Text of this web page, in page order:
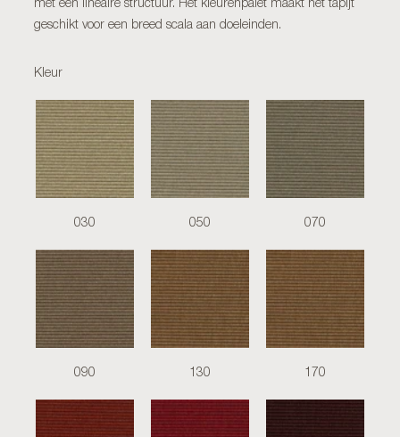
met een lineaire structuur. Het kleurenpalet maakt het tapijt
geschikt voor een breed scala aan doeleinden.
Kleur
030 050 070
090 130 170